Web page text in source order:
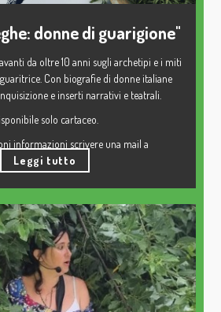
donne di guarigione"
da oltre 10 anni sugli archetipi e i miti
Con biografie di donne italiane
e inserti narrativi e teatrali.
solo cartaceo.
informazioni scrivere una mail a
Leggi tutto